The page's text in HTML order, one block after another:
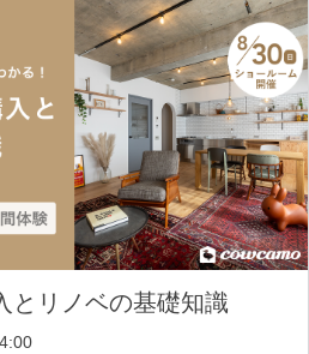
とリノベの基礎知識